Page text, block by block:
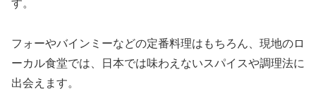
す。
フォーやバインミーなどの定番料理はもちろん、現地のロ
ーカル食堂では、日本では味わえないスパイスや調理法に
出会えます。